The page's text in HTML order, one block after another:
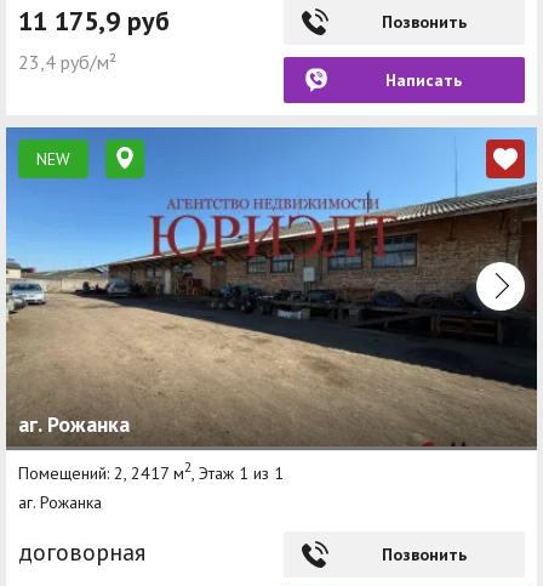
11 175,9 руб
23,4 руб/м²
Позвонить
Написать
NEW
аг. Рожанка
Помещений: 2, 2417 м2, Этаж 1 из 1
аг. Рожанка
договорная Позвонить